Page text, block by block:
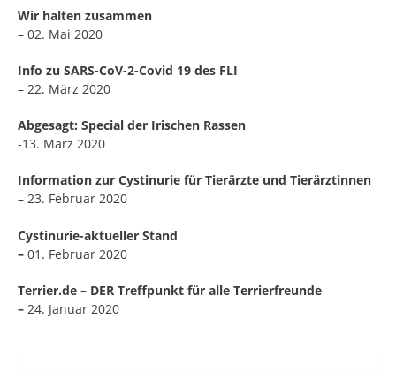
Wir halten zusammen
– 02. Mai 2020
Info zu SARS-CoV-2-Covid 19 des FLI
– 22. März 2020
Abgesagt: Special der Irischen Rassen
-13. März 2020
Information zur Cystinurie für Tierärzte und Tierärztinnen
– 23. Februar 2020
Cystinurie-aktueller Stand
– 01. Februar 2020
Terrier.de – DER Treffpunkt für alle Terrierfreunde
– 24. Januar 2020